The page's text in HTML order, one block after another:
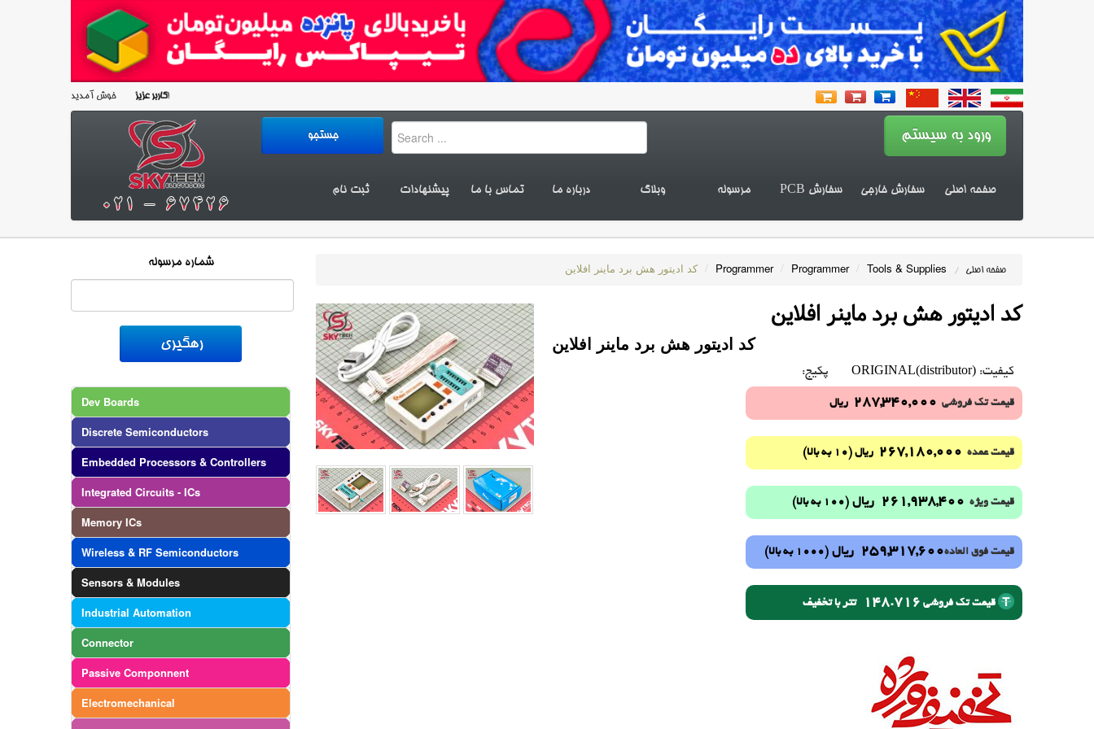
کاربر عزیزخوش آمدید!
صفحه اصلی سفارش خارجی سفارش PCB مرسوله وبلاگ درباره ما تماس با ما پیشنهادات ثبت نام
شماره مرسوله
Dev Boards
Discrete Semiconductors
Embedded Processors & Controllers
Integrated Circuits - ICs
Memory ICs
Wireless & RF Semiconductors
Sensors & Modules
Industrial Automation
Connector
Passive Componnent
Electromechanical
صفحه اصلی /
Tools & Supplies
/
Programmer
/
Programmer
/ کد اديتور هش برد ماينر افلاين
کد اديتور هش برد ماينر افلاين
کد اديتور هش برد ماينر افلاين
کیفیت: ORIGINAL(distributor) پکیج:
قیمت تک فروشی 287,340,000 ریال
قیمت عمده 267,180,000 ریال (10 به بالا)
قیمت ویژه 261,938,400 ریال (100 به بالا)
قیمت فوق العاده259,317,600 ریال (1000 به بالا)
قیمت تک فروشی 148.716 تتر با تخفیف